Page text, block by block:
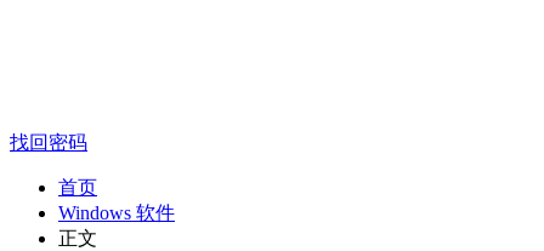
找回密码
首页
Windows 软件
正文